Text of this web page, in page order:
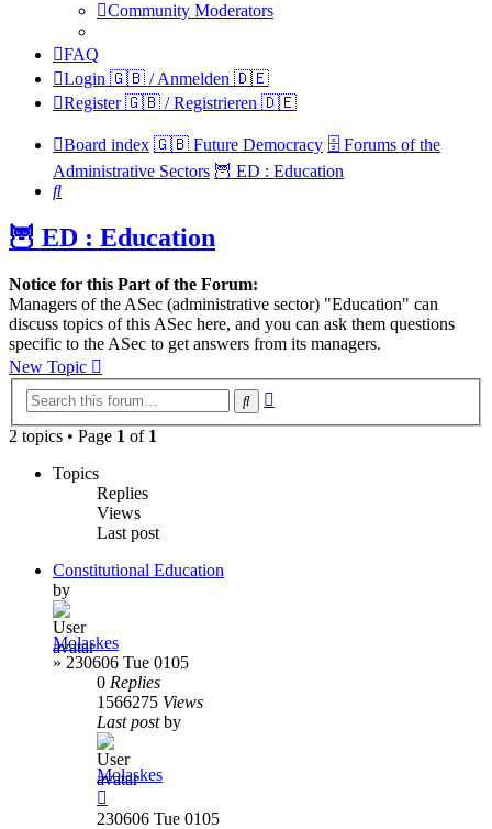
Community Moderators
FAQ
Login 🇬🇧 / Anmelden 🇩🇪
Register 🇬🇧 / Registrieren 🇩🇪
Board index 🇬🇧 Future Democracy 🗄️ Forums of the
Administrative Sectors 🦉 ED : Education
Search
🦉 ED : Education
Notice for this Part of the Forum:
Managers of the ASec (administrative sector) "Education" can
discuss topics of this ASec here, and you can ask them questions
specific to the ASec to get answers from its managers.
New Topic
Search
2 topics • Page 1 of 1
Topics
Replies
Views
Last post
Constitutional Education
by
Molaskes
» 230606 Tue 0105
0 Replies
1566275 Views
Last postby
Molaskes
230606 Tue 0105